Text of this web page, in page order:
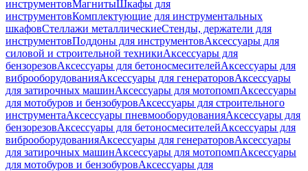
инструментовМагнитыШкафы для
инструментовКомплектующие для инструментальных
шкафовСтеллажи металлическиеСтенды, держатели для
инструментовПоддоны для инструментовАксессуары для
силовой и строительной техникиАксессуары для
бензорезовАксессуары для бетоносмесителейАксессуары для
виброоборудованияАксессуары для генераторовАксессуары
для затирочных машинАксессуары для мотопомпАксессуары
для мотобуров и бензобуровАксессуары для строительного
инструментаАксессуары пневмооборудованияАксессуары для
бензорезовАксессуары для бетоносмесителейАксессуары для
виброоборудованияАксессуары для генераторовАксессуары
для затирочных машинАксессуары для мотопомпАксессуары
для мотобуров и бензобуровАксессуары для